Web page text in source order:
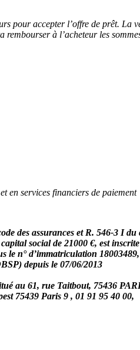
pour accepter l’offre de prêt. La
rembourser à l’acheteur les
en services financiers de paiement
des assurances et R. 546-3 I
social de 21000 €, est
le n° d’immatriculation
depuis le 07/06/2013
au 61, rue Taitbout, 75436
75439 Paris 9 , 01 91 95 40 00,